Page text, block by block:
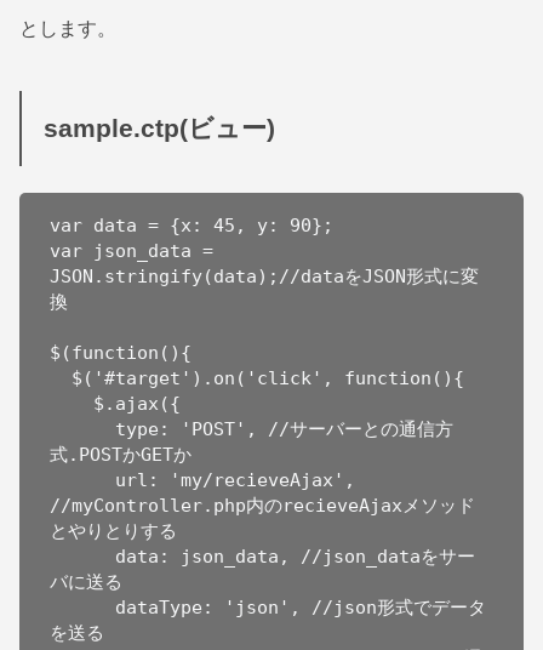
とします。
sample.ctp(ビュー)
var data = {x: 45, y: 90};
var json_data =
JSON.stringify(data);//dataをJSON形式に変
換
$(function(){
式.POSTかGETか
//myController.php内のrecieveAjaxメソッド
とやりとりする
バに送る
を送る